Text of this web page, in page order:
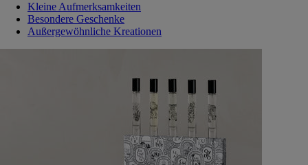
Kleine Aufmerksamkeiten
Besondere Geschenke
Außergewöhnliche Kreationen